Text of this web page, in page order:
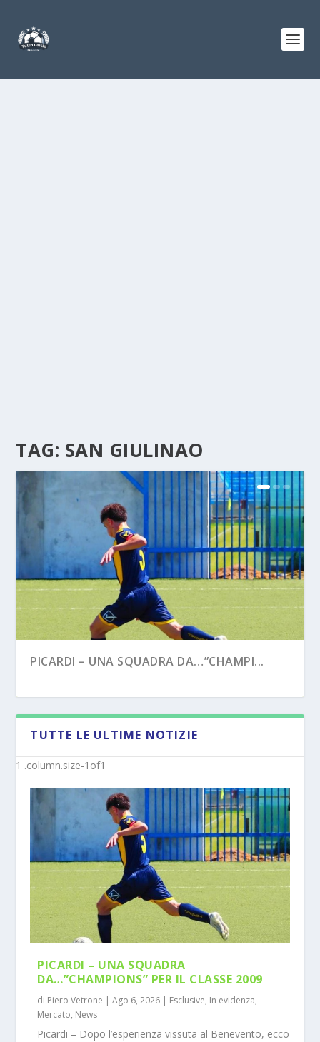
TAG: SAN GIULINAO
PICARDI – UNA SQUADRA DA…”CHAMPI...
PECORARO – DAL “TERZO TEMPO” AL ...
MISTER MICHELE SACCO (INTERVISTA):”10
ANNI C...
TUTTE LE ULTIME NOTIZIE
PICARDI – UNA SQUADRA
DA…”CHAMPIONS” PER IL CLASSE 2009
di Piero Vetrone |Ago 6, 2026 | Esclusive, In evidenza,
Mercato, News
Picardi – Dopo l’esperienza vissuta al Benevento, ecco